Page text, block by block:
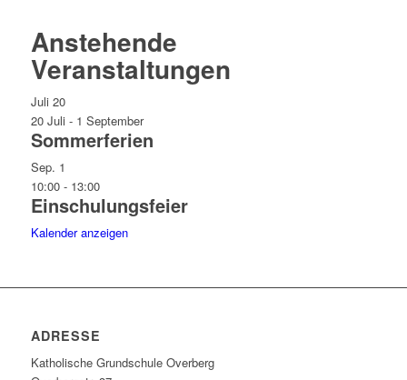
Anstehende
Veranstaltungen
Juli 20
20 Juli - 1 September
Sommerferien
Sep. 1
10:00- 13:00
Einschulungsfeier
Kalender anzeigen
ADRESSE
Katholische Grundschule Overberg